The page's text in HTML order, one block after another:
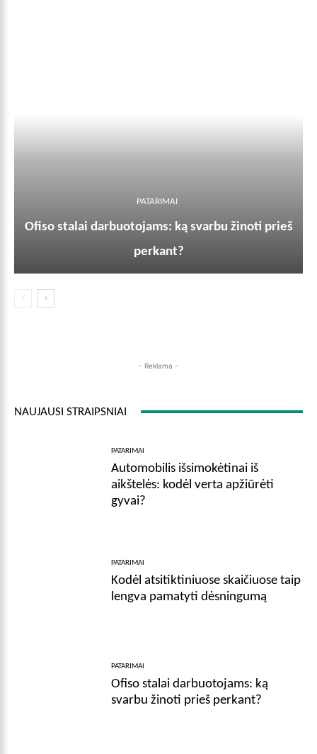
PATARIMAI
Ofiso stalai darbuotojams: ką svarbu žinoti prieš
perkant?
- Reklama -
NAUJAUSI STRAIPSNIAI
PATARIMAI
Automobilis išsimokėtinai iš
aikštelės: kodėl verta apžiūrėti
gyvai?
PATARIMAI
Kodėl atsitiktiniuose skaičiuose taip
lengva pamatyti dėsningumą
PATARIMAI
Ofiso stalai darbuotojams: ką
svarbu žinoti prieš perkant?